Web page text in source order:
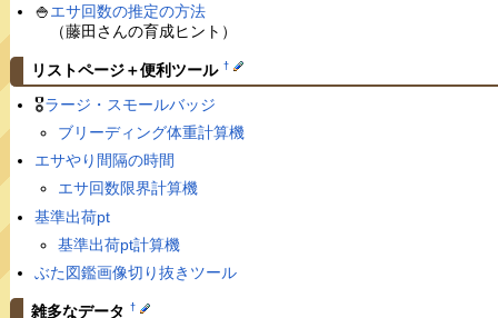
🍚エサ回数の推定の方法
（藤田さんの育成ヒント）
リストページ＋便利ツール †
🎖ラージ・スモールバッジ
ブリーディング体重計算機
エサやり間隔の時間
エサ回数限界計算機
基準出荷pt
基準出荷pt計算機
ぶた図鑑画像切り抜きツール
雑多なデータ †